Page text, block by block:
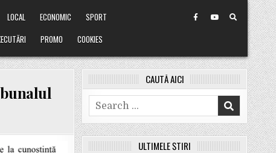
LOCAL ECONOMIC
SPORT
PROMO COOKIES
CAUTĂ AICI
Search
for:
ULTIMELE ȘTIRI